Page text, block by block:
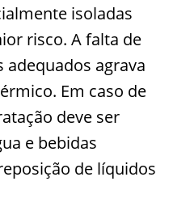
isoladas
risco. A falta de
agrava
Em caso de
deve ser
e bebidas
de líquidos